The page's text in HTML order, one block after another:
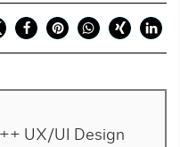
UX/UI Design